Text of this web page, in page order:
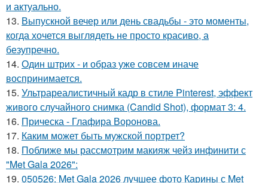
и актуально.
13. Выпускной вечер или день свадьбы - это моменты,
когда хочется выглядеть не просто красиво, а
безупречно.
14. Один штрих - и образ уже совсем иначе
воспринимается.
15. Ультрареалистичный кадр в стиле Pinterest, эффект
живого случайного снимка (Candid Shot), формат 3: 4.
16. Прическа - Глафира Воронова.
17. Каким может быть мужской портрет?
18. Поближе мы рассмотрим макияж чейз инфинити с
"Met Gala 2026":
19. 050526: Met Gala 2026 лучшее фото Карины с Met